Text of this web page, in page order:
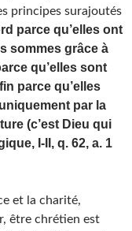
principes surajoutés
parce qu’elles ont
sommes grâce à
qu’elles sont
parce qu’elles
par la
(c’est Dieu qui
I-II, q. 62, a. 1
et la charité,
être chrétien est